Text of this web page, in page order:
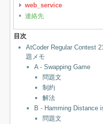
web_service
連絡先
目次
AtCoder Regular Contest
題メモ
A - Swapping Game
問題文
制約
解法
B - Hamming Distance
問題文